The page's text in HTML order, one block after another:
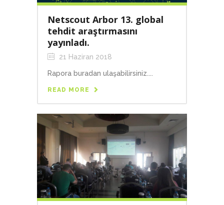
Netscout Arbor 13. global
tehdit araştırmasını
yayınladı.
21 Haziran 2018
Rapora buradan ulaşabilirsiniz....
READ MORE